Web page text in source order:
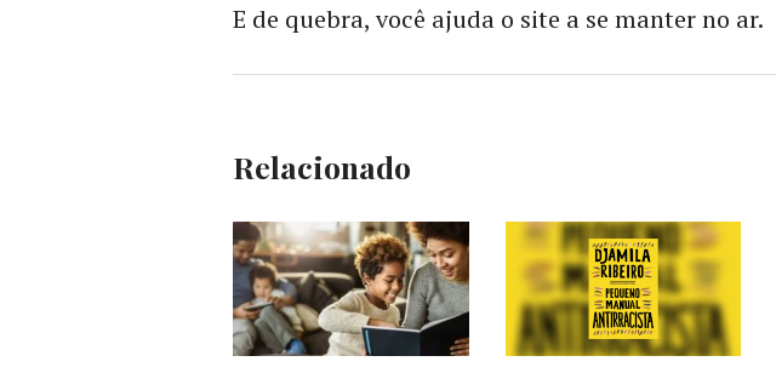
E de quebra, você ajuda o site a se manter no ar.
Relacionado